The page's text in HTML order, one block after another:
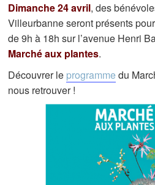
Dimanche 24 avril, des
Villeurbanne seront présents
de 9h à 18h sur l’avenue Henri
Marché aux plantes.
Découvrer le programme du
nous retrouver !